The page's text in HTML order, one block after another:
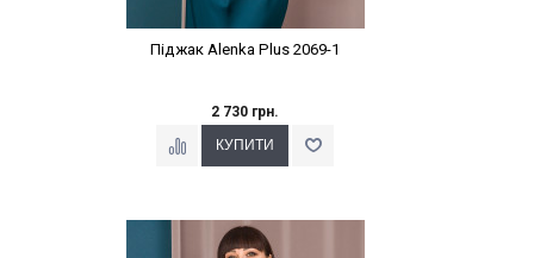
Піджак Alenka Plus 2069-1
2 730 грн.
Наклейки Варіант з %